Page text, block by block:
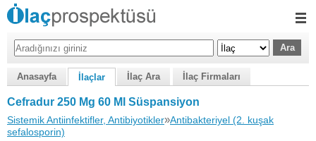
Anasayfa İlaçlar İlaç Ara İlaç Firmaları
Cefradur 250 Mg 60 Ml Süspansiyon
Sistemik Antiinfektifler, Antibiyotikler»Antibakteriyel (2. kuşak
sefalosporin)